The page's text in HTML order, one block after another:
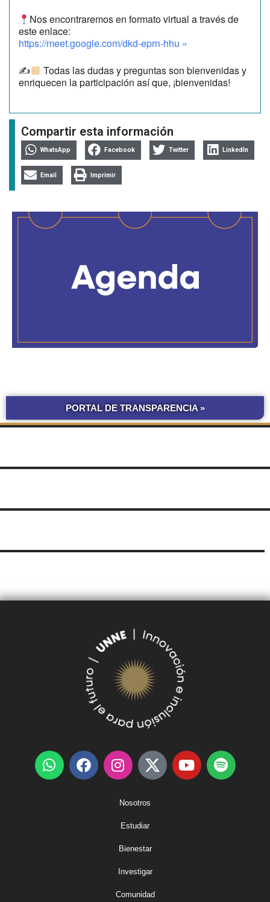
Nos encontraremos en formato virtual a través de
este enlace:
https://meet.google.com/dkd-eprn-hhu »
✍
Todas las dudas y preguntas son bienvenidas y
enriquecen la participación así que, ¡bienvenidas!
Compartir esta información
WhatsApp Facebook Twitter LinkedIn
Email Imprimir
PORTAL DE TRANSPARENCIA »
Nosotros
Estudiar
Bienestar
Investigar
Comunidad